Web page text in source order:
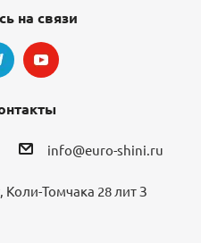
на связи
info@euro-shini.ru
Коли-Томчака 28 лит З